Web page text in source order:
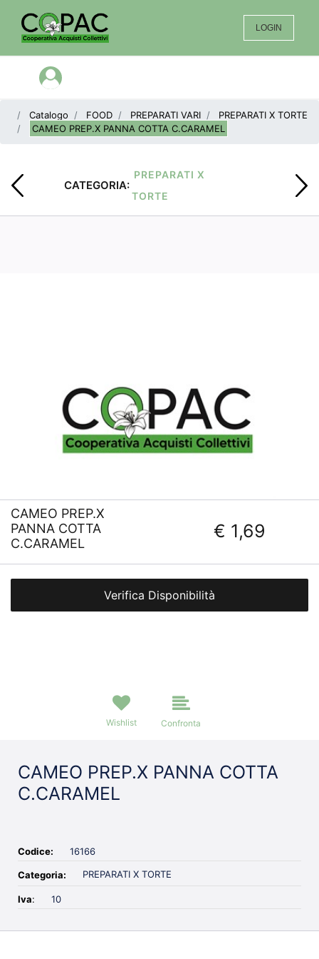
LOGIN
Open menu
Catalogo FOOD PREPARATI VARI
PREPARATI X TORTE
CAMEO PREP.X PANNA COTTA C.CARAMEL
CATEGORIA:
PREPARATI X
TORTE
CAMEO PREP.X
PANNA COTTA
C.CARAMEL
€ 1,69
Verifica Disponibilità
Wishlist Confronta
CAMEO PREP.X PANNA COTTA
C.CARAMEL
Codice: 16166
Categoria: PREPARATI X TORTE
Iva: 10